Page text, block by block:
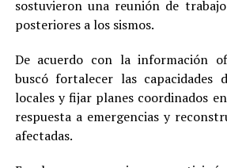
sostuvieron una reunión de
posteriores a los sismos.
De acuerdo con la información
buscó fortalecer las capacidades
locales y fijar planes coordinados
respuesta a emergencias y
afectadas.